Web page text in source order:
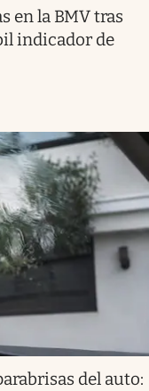
en la BMV tras
indicador de
del auto: